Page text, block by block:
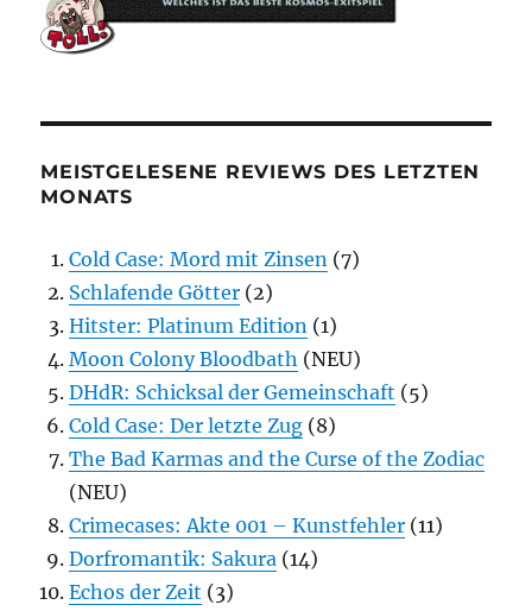
MEISTGELESENE REVIEWS DES LETZTEN
MONATS
Cold Case: Mord mit Zinsen (7)
Schlafende Götter (2)
Hitster: Platinum Edition (1)
Moon Colony Bloodbath (NEU)
DHdR: Schicksal der Gemeinschaft (5)
Cold Case: Der letzte Zug (8)
The Bad Karmas and the Curse of the Zodiac
(NEU)
Crimecases: Akte 001 – Kunstfehler (11)
Dorfromantik: Sakura (14)
Echos der Zeit (3)